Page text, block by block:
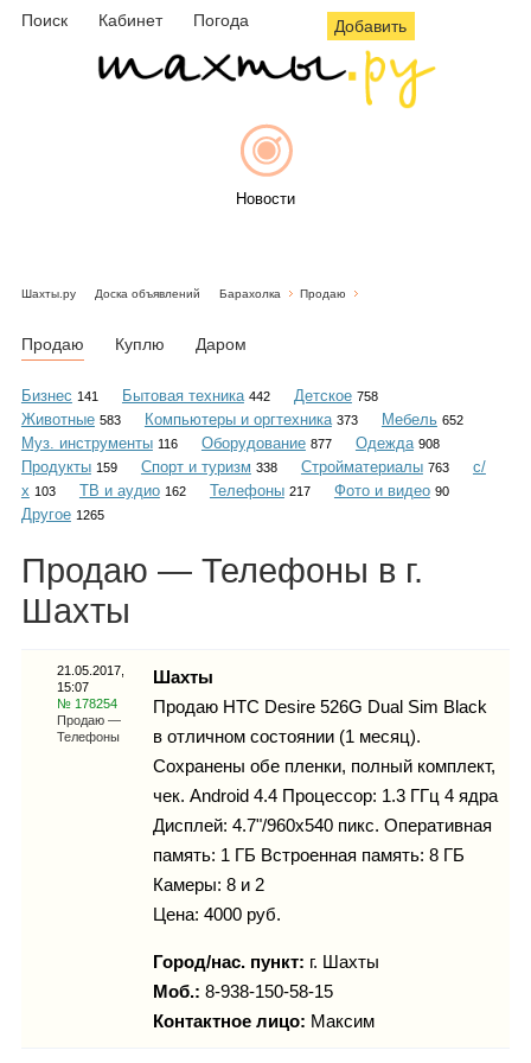
Поиск Кабинет Погода Добавить
Новости
Объявления
Гороскоп
Карты
Фотогалерея
Шахты.ру Доска объявлений Барахолка Продаю
Продаю Куплю Даром
Бизнес 141 Бытовая техника 442 Детское 758
Животные 583 Компьютеры и оргтехника 373 Мебель 652
Муз. инструменты 116 Оборудование 877 Одежда 908
Продукты 159 Спорт и туризм 338 Стройматериалы 763
с/
х 103 ТВ и аудио 162 Телефоны 217 Фото и видео 90
Другое 1265
Продаю — Телефоны в г.
Шахты
21.05.2017,
15:07
№ 178254
Продаю —
Телефоны
Шахты
Продаю HTC Desire 526G Dual Sim Black
в отличном состоянии (1 месяц).
Сохранены обе пленки, полный комплект,
чек. Android 4.4 Процессор: 1.3 ГГц 4 ядра
Дисплей: 4.7"/960x540 пикс. Оперативная
память: 1 ГБ Встроенная память: 8 ГБ
Камеры: 8 и 2
Цена: 4000 руб.
Город/нас. пункт: г. Шахты
Моб.: 8-938-150-58-15
Контактное лицо: Максим